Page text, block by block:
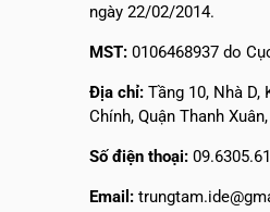
ngày 22/02/2014.
MST: 0106468937 do
Địa chỉ: Tầng 10, Nhà
Chính, Quận Thanh
Số điện thoại:
Email: